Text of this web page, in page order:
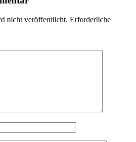
nicht veröffentlicht. Erforderliche